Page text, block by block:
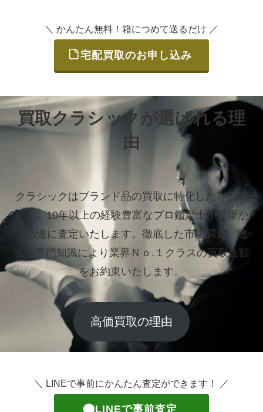
＼ かんたん無料！箱につめて送るだけ ／
宅配買取のお申し込み
買取クラシックが選ばれる理
由
クラシックはブランド品の買取に特化した専門店
です。10年以上の経験豊富なプロ鑑定士が丁重か
つ迅速に査定いたします。 徹底した市場調査、豊
富な専門知識により業界Ｎｏ.１クラスの買取金額
をお約束いたします。
高価買取の理由
＼ LINEで事前にかんたん査定ができます！ ／
LINEで事前査定